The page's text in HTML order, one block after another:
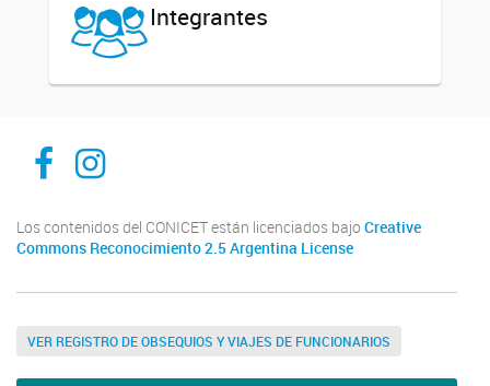
Integrantes
ibam-facebook
ibam-instagram
Los contenidos del CONICET están licenciados bajo Creative
Commons Reconocimiento 2.5 Argentina License
VER REGISTRO DE OBSEQUIOS Y VIAJES DE FUNCIONARIOS